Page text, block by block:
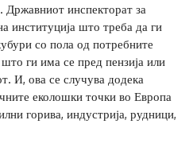
инспекторат за
институција што треба да ги
со пола од потребните
ги има се пред пензија или
И, ова се случува додека
еколошки точки во Европа
горива, индустрија, рудници,